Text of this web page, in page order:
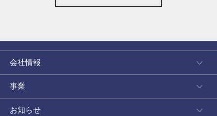
会社情報
事業
お知らせ